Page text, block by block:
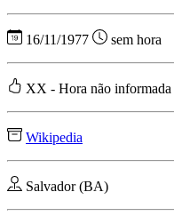
16/11/1977 sem hora
XX - Hora não informada
Wikipedia
Salvador (BA)